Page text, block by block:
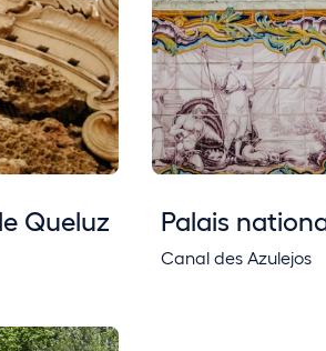
Queluz Palais
Canal des Azulejos